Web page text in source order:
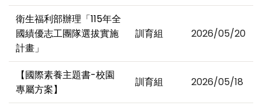
衛生福利部辦理「115年全
國績優志工團隊選拔實施
計畫」
訓育組 2026/05/20
【國際素養主題書-校園
專屬方案】
訓育組 2026/05/18